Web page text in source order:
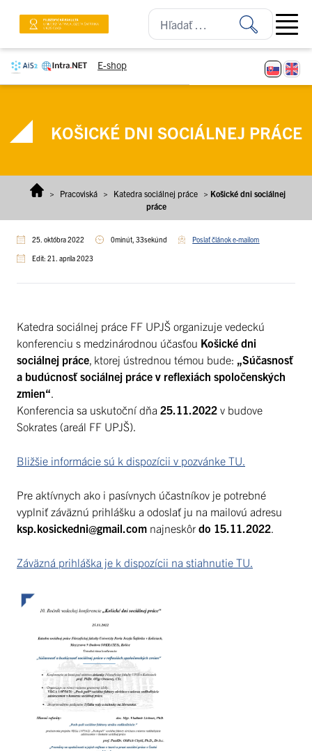
E-shop
Open
KOŠICKÉ DNI SOCIÁLNEJ PRÁCE
> Pracoviská > Katedra sociálnej práce > Košické dni sociálnej
práce
25. októbra 2022 0minút, 33sekúnd Poslať článok e-mailom
Edit: 21. apríla 2023
Katedra sociálnej práce FF UPJŠ organizuje vedeckú
konferenciu s medzinárodnou účasťou Košické dni
sociálnej práce , ktorej ústrednou témou bude: „Súčasnosť
a budúcnosť sociálnej práce v reflexiách spoločenských
zmien“
Konferencia sa uskutoční dňa 25.11.2022 v budove
Sokrates (areál FF UPJŠ).
Bližšie informácie sú k dispozícii v pozvánke TU.
Pre aktívnych ako i pasívnych účastníkov je potrebné
vyplniť záväznú prihlášku a odoslať ju na mailovú adresu
ksp.kosickedni@gmail.com najneskôr do 15.11.2022
Záväzná prihláška je k dispozícii na stiahnutie TU.